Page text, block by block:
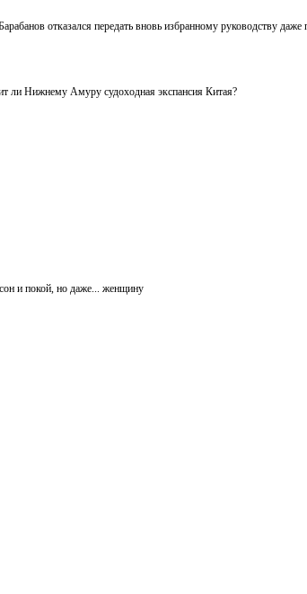
отказался передать вновь избранному руководству даже
ли Нижнему Амуру судоходная экспансия Китая?
и покой, но даже... женщину